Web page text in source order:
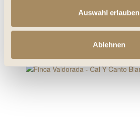
Auswahl erlauben
Ablehnen